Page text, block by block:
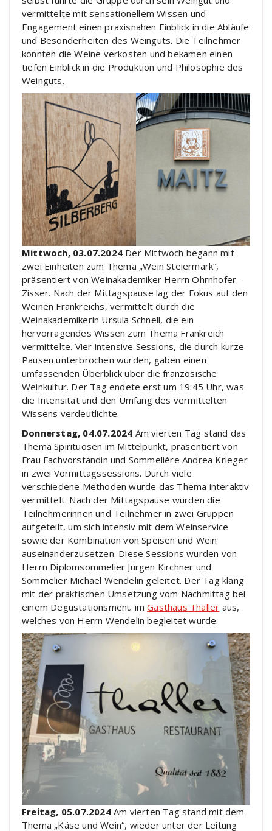
vermittelte mit sensationellem Wissen und
Engagement einen praxisnahen Einblick in die Abläufe
und Besonderheiten des Weinguts. Die Teilnehmer
konnten die Weine verkosten und bekamen einen
tiefen Einblick in die Produktion und Philosophie des
Weinguts.
Mittwoch, 03.07.2024 Der Mittwoch begann mit
zwei Einheiten zum Thema „Wein Steiermark“,
präsentiert von Weinakademiker Herrn Ohrnhofer-
Zisser. Nach der Mittagspause lag der Fokus auf den
Weinen Frankreichs, vermittelt durch die
Weinakademikerin Ursula Schnell, die ein
hervorragendes Wissen zum Thema Frankreich
vermittelte. Vier intensive Sessions, die durch kurze
Pausen unterbrochen wurden, gaben einen
umfassenden Überblick über die französische
Weinkultur. Der Tag endete erst um 19:45 Uhr, was
die Intensität und den Umfang des vermittelten
Wissens verdeutlichte.
Donnerstag, 04.07.2024 Am vierten Tag stand das
Thema Spirituosen im Mittelpunkt, präsentiert von
Frau Fachvorständin und Sommelière Andrea Krieger
in zwei Vormittagssessions. Durch viele
verschiedene Methoden wurde das Thema interaktiv
vermittelt. Nach der Mittagspause wurden die
Teilnehmerinnen und Teilnehmer in zwei Gruppen
aufgeteilt, um sich intensiv mit dem Weinservice
sowie der Kombination von Speisen und Wein
auseinanderzusetzen. Diese Sessions wurden von
Herrn Diplomsommelier Jürgen Kirchner und
Sommelier Michael Wendelin geleitet. Der Tag klang
mit der praktischen Umsetzung vom Nachmittag bei
einem Degustationsmenü imGasthaus Thaller aus,
welches von Herrn Wendelin begleitet wurde.
Freitag, 05.07.2024Am vierten Tag stand mit dem
Thema „Käse und Wein“, wieder unter der Leitung